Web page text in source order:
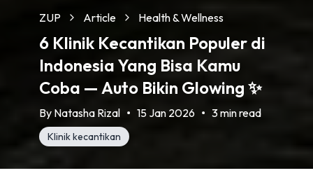
ZUP Article Health & Wellness
6 Klinik Kecantikan Populer di
Indonesia Yang Bisa Kamu
Coba — Auto Bikin Glowing ✨
By Natasha Rizal 15 Jan 2026 3 min read
Klinik kecantikan